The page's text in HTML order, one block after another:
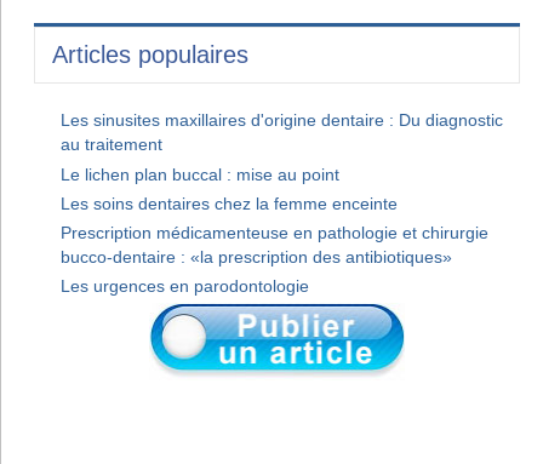
Articles populaires
Les sinusites maxillaires d'origine dentaire : Du diagnostic
au traitement
Le lichen plan buccal : mise au point
Les soins dentaires chez la femme enceinte
Prescription médicamenteuse en pathologie et chirurgie
bucco-dentaire : «la prescription des antibiotiques»
Les urgences en parodontologie